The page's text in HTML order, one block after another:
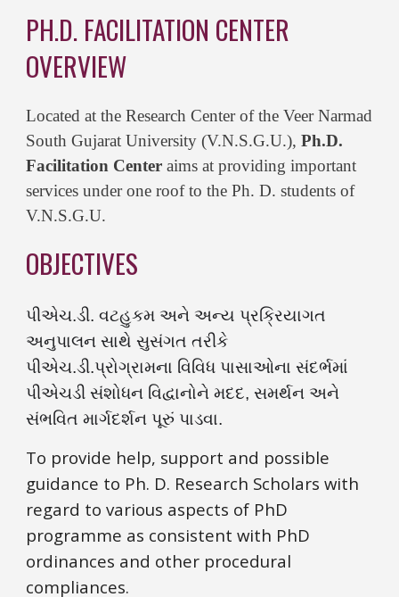
PH.D. FACILITATION CENTER
OVERVIEW
Located at the Research Center of the Veer Narmad
South Gujarat University (V.N.S.G.U.), Ph.D.
Facilitation Center aims at providing important
services under one roof to the Ph. D. students of
V.N.S.G.U.
OBJECTIVES
પીએચ.ડી. વટહુકમ અને અન્ય પ્રક્રિયાગત
અનુપાલન સાથે સુસંગત તરીકે
પીએચ.ડી.પ્રોગ્રામના વિવિધ પાસાઓના સંદર્ભમાં
પીએચડી સંશોધન વિદ્વાનોને મદદ, સમર્થન અને
સંભવિત માર્ગદર્શન પૂરું પાડવા.
To provide help, support and possible
guidance to Ph. D. Research Scholars with
regard to various aspects of PhD
programme as consistent with PhD
ordinances and other procedural
compliances.